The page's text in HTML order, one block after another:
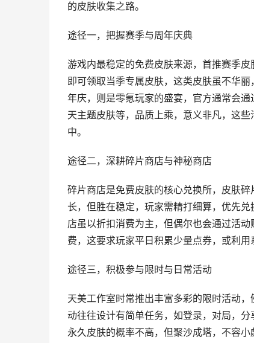
的皮肤收集之路。
途径一，把握赛季与周年庆典
游戏内最稳定的免费皮肤来源，首推赛季
即可领取当季专属皮肤，这类皮肤虽不华
年庆，则是零氪玩家的盛宴，官方通常会
天主题皮肤等，品质上乘，意义非凡，这
中。
途径二，深耕碎片商店与神秘商店
碎片商店是免费皮肤的核心兑换所，皮肤
长，但胜在稳定，玩家需精打细算，优先
店虽以折扣消费为主，但偶尔也会通过活
费，这要求玩家平日积累少量点券，或利
途径三，积极参与限时与日常活动
天美工作室时常推出丰富多彩的限时活动
动往往设计有简单任务，如登录，对局，
永久皮肤的概率不高，但聚沙成塔，不容